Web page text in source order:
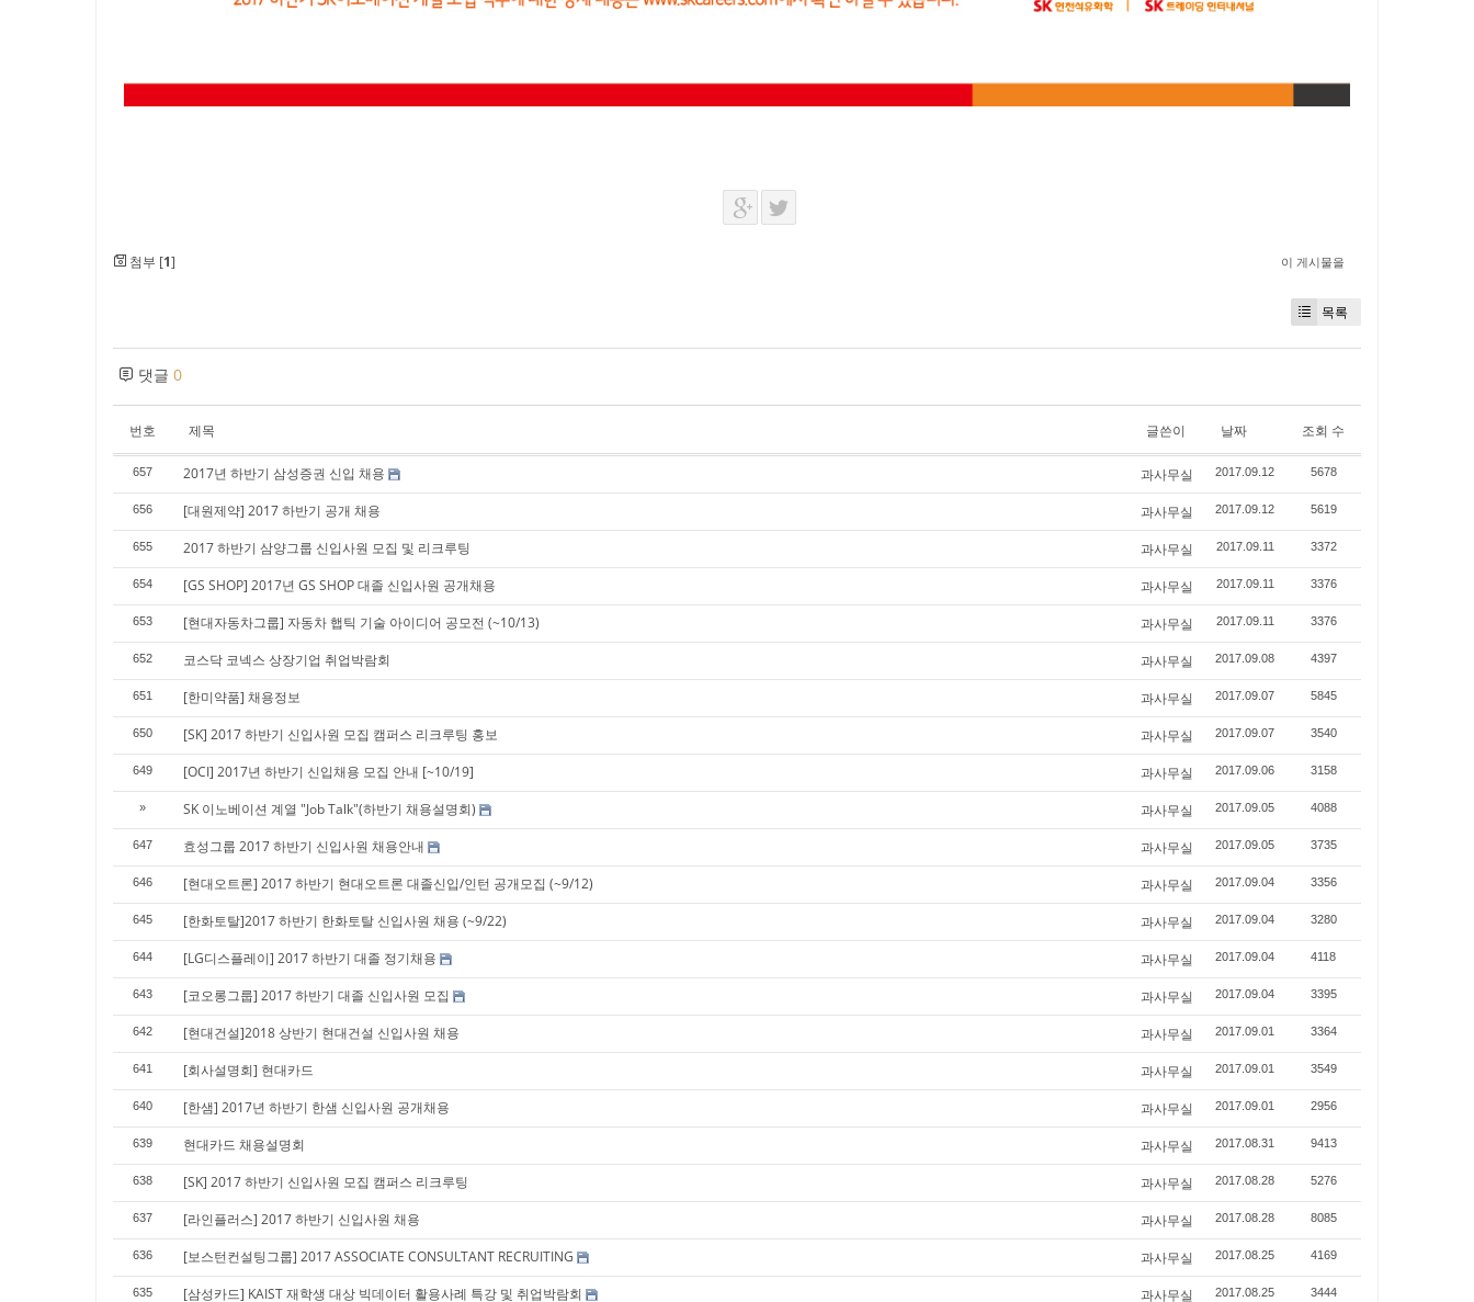
첨부 [1] 이 게시물을
목록
댓글 0
번호 제목 글쓴이 날짜 조회 수
657 2017년 하반기 삼성증권 신입 채용 과사무실 2017.09.12 5678
656 [대원제약] 2017 하반기 공개 채용 과사무실 2017.09.12 5619
655 2017 하반기 삼양그룹 신입사원 모집 및 리크루팅 과사무실 2017.09.11 3372
654 [GS SHOP] 2017년 GS SHOP 대졸 신입사원 공개채용 과사무실 2017.09.11 3376
653 [현대자동차그룹] 자동차 햅틱 기술 아이디어 공모전 (~10/13) 과사무실 2017.09.11 3376
652 코스닥 코넥스 상장기업 취업박람회 과사무실 2017.09.08 4397
651 [한미약품] 채용정보 과사무실 2017.09.07 5845
650 [SK] 2017 하반기 신입사원 모집 캠퍼스 리크루팅 홍보 과사무실 2017.09.07 3540
649 [OCI] 2017년 하반기 신입채용 모집 안내 [~10/19] 과사무실 2017.09.06 3158
» SK 이노베이션 계열 "Job Talk"(하반기 채용설명회) 과사무실 2017.09.05 4088
647 효성그룹 2017 하반기 신입사원 채용안내 과사무실 2017.09.05 3735
646 [현대오트론] 2017 하반기 현대오트론 대졸신입/인턴 공개모집 (~9/12) 과사무실 2017.09.04 3356
645 [한화토탈]2017 하반기 한화토탈 신입사원 채용 (~9/22) 과사무실 2017.09.04 3280
644 [LG디스플레이] 2017 하반기 대졸 정기채용 과사무실 2017.09.04 4118
643 [코오롱그룹] 2017 하반기 대졸 신입사원 모집 과사무실 2017.09.04 3395
642 [현대건설]2018 상반기 현대건설 신입사원 채용 과사무실 2017.09.01 3364
641 [회사설명회] 현대카드 과사무실 2017.09.01 3549
640 [한샘] 2017년 하반기 한샘 신입사원 공개채용 과사무실 2017.09.01 2956
639 현대카드 채용설명회 과사무실 2017.08.31 9413
638 [SK] 2017 하반기 신입사원 모집 캠퍼스 리크루팅 과사무실 2017.08.28 5276
637 [라인플러스] 2017 하반기 신입사원 채용 과사무실 2017.08.28 8085
636 [보스턴컨설팅그룹] 2017 ASSOCIATE CONSULTANT RECRUITING 과사무실 2017.08.25 4169
635 [삼성카드] KAIST 재학생 대상 빅데이터 활용사례 특강 및 취업박람회 과사무실 2017.08.25 3444